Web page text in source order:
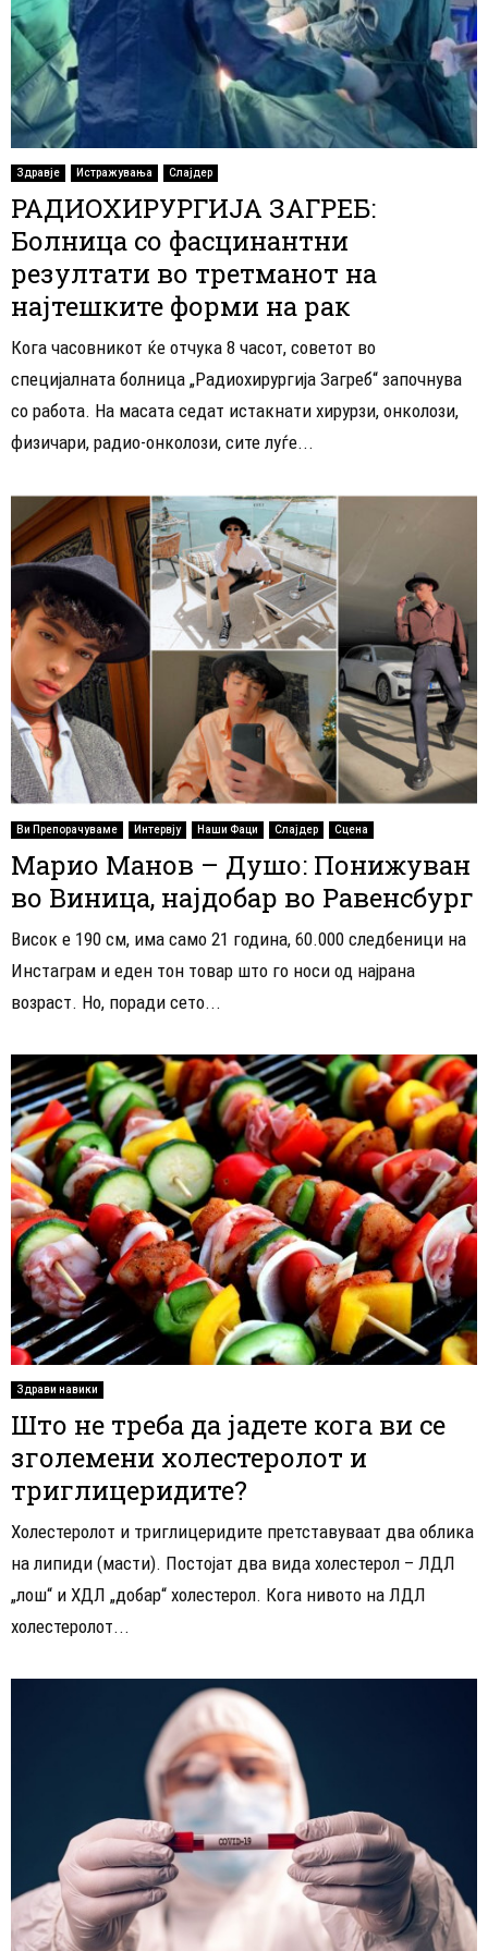
Здравје Истражувања Слајдер
РАДИОХИРУРГИЈА ЗАГРЕБ:
Болница со фасцинантни
резултати во третманот на
најтешките форми на рак
Кога часовникот ќе отчука 8 часот, советот во
специјалната болница „Радиохирургија Загреб“ започнува
со работа. На масата седат истакнати хирурзи, онколози,
физичари, радио-онколози, сите луѓе...
Ви Препорачуваме Интервју Наши Фаци Слајдер Сцена
Марио Манов – Душо: Понижуван
во Виница, најдобар во Равенсбург
Висок е 190 см, има само 21 година, 60.000 следбеници на
Инстаграм и еден тон товар што го носи од најрана
возраст. Но, поради сето...
Здрави навики
Што не треба да јадете кога ви се
зголемени холестеролот и
триглицеридите?
Холестеролот и триглицеридите претставуваат два облика
на липиди (масти). Постојат два вида холестерол – ЛДЛ
„лош“ и ХДЛ „добар“ холестерол. Кога нивото на ЛДЛ
холестеролот...